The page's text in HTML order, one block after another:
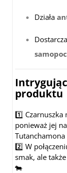
Działa
produktu
1️⃣ Czarnuszka
ponieważ jej
Tutanchamona
2️⃣ W
smak, ale także
🐄